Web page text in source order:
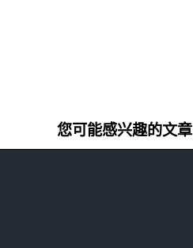
您可能感兴趣的文章